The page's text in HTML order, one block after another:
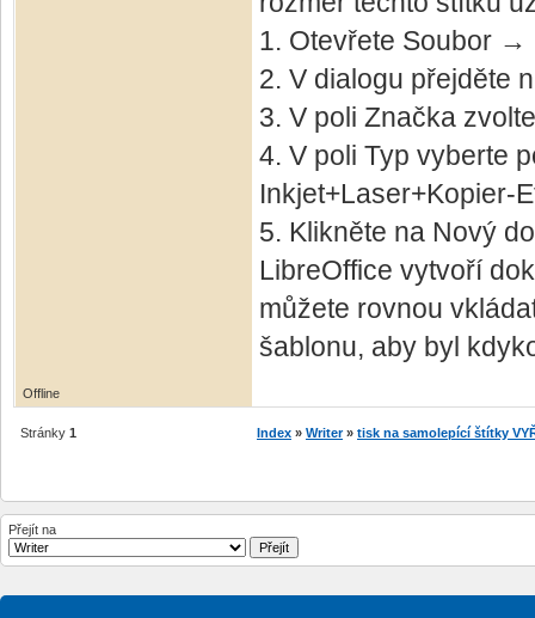
1. Otevřete Soubor
2. V dialogu přejděte
3. V poli Značka
4. V poli Typ vyberte
5. Klikněte na Nový
LibreOffice vytvoří
můžete rovnou
šablonu, aby byl
Offline
Stránky 1 Index » Writer » tisk na samolepící štítky
Přejít na